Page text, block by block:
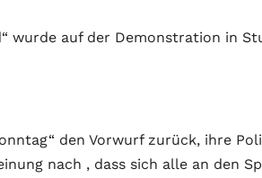
wurde auf der Demonstration in
den Vorwurf zurück, ihre
nach , dass sich alle an den